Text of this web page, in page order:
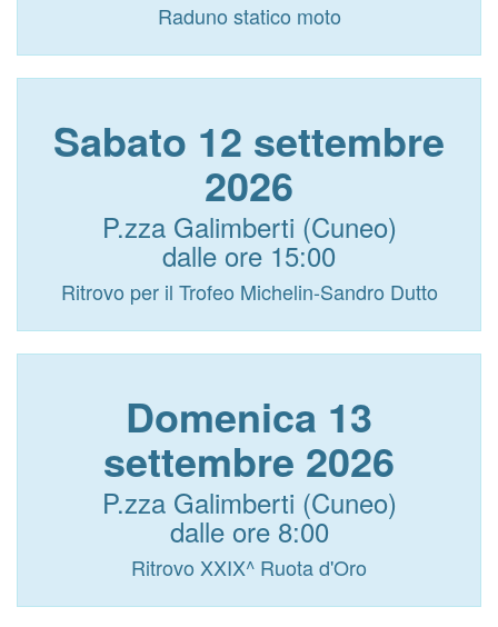
Raduno statico moto
Sabato 12 settembre
2026
P.zza Galimberti (Cuneo)
dalle ore 15:00
Ritrovo per il Trofeo Michelin-Sandro Dutto
Domenica 13
settembre 2026
P.zza Galimberti (Cuneo)
dalle ore 8:00
Ritrovo XXIX^ Ruota d'Oro